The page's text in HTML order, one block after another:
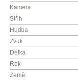
Kamera
Střih
Hudba
Zvuk
Délka
Rok
Země